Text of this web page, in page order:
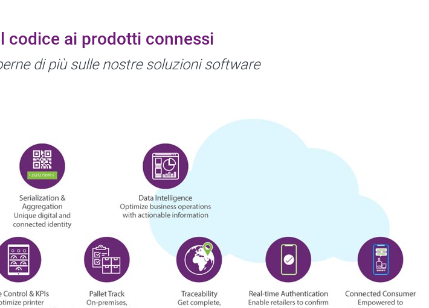
codice ai prodotti connessi
di più sulle nostre soluzioni software